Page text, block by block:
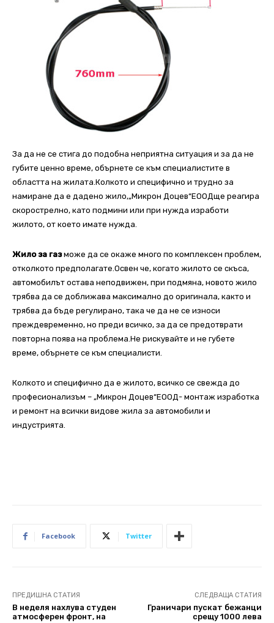
За да не се стига до подобна неприятна ситуация и за да не
губите ценно време, обърнете се към специалистите в
областта на жилата.Колкото и специфично и трудно за
намиране да е дадено жило,„Микрон Доцев“ЕООДще реагира
скорострелно, като подмини или при нужда изработи
жилото, от което имате нужда.
Жило за газможе да се окаже много по комплексен проблем,
отколкото предполагате.Освен че, когато жилото се скъса,
автомобилът остава неподвижен, при подмяна, новото жило
трябва да се доближава максимално до оригинала, както и
трябва да бъде регулирано, така че да не се износи
преждевременно, но преди всичко, за да се предотврати
повторна поява на проблема.Не рискувайте и не губете
време, обърнете се към специалисти.
Колкото и специфично да е жилото, всичко се свежда до
професионализъм – „Микрон Доцев“ЕООД- монтаж изработка
и ремонт на всички видове жила за автомобили и
индустрията.
Facebook Twitter
ПРЕДИШНА СТАТИЯ
В неделя нахлува студен
атмосферен фронт, на
СЛЕДВАЩА СТАТИЯ
Граничари пускат бежанци
срещу 1000 лева